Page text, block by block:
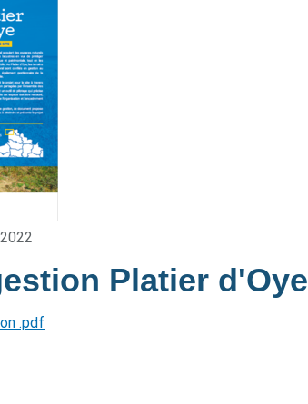
Platier d'Oye
.pdf